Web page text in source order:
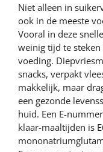
Niet alleen in
ook in de meeste
Vooral in deze
weinig tijd te
voeding.
snacks, verpakt
makkelijk, maar
een gezonde
huid. Een E-
klaar-maaltijden is